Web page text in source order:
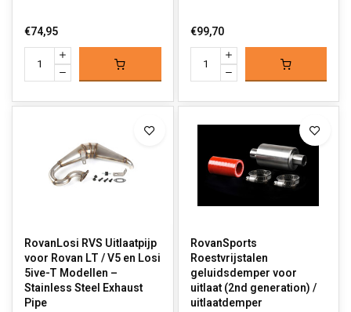
€74,95 €99,70
RovanLosi RVS Uitlaatpijp
voor Rovan LT / V5 en Losi
5ive-T Modellen –
Stainless Steel Exhaust
Pipe
RovanSports
Roestvrijstalen
geluidsdemper voor
uitlaat (2nd generation) /
uitlaatdemper